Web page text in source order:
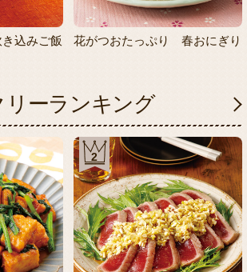
込みご飯 花がつおたっぷり 春おにぎり
リーランキング
2